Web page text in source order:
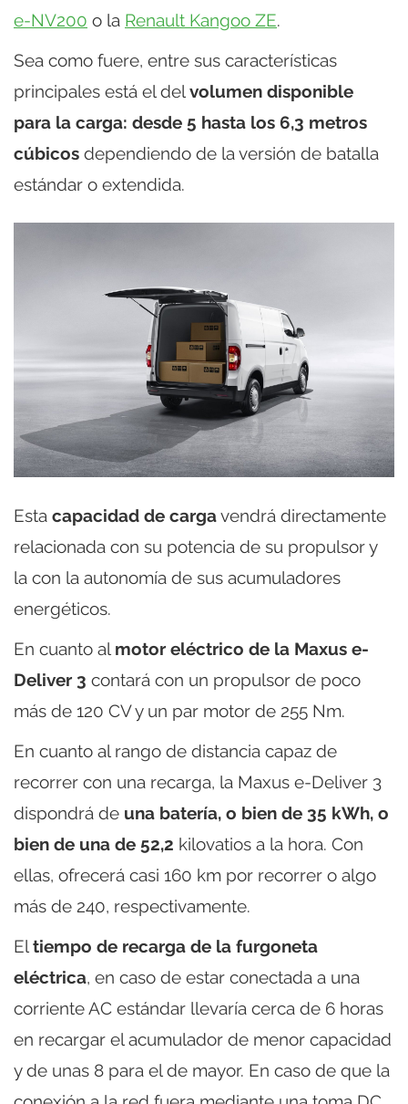
e-NV200 o la Renault Kangoo ZE.
Sea como fuere, entre sus características
principales está el delvolumen disponible
para la carga: desde 5 hasta los 6,3 metros
cúbicos dependiendo de la versión de batalla
estándar o extendida.
Esta capacidad de cargavendrá directamente
relacionada con su potencia de su propulsor y
la con la autonomía de sus acumuladores
energéticos.
En cuanto al motor eléctrico de la Maxus e-
Deliver 3 contará con un propulsor de poco
más de 120 CV y un par motor de 255 Nm.
En cuanto al rango de distancia capaz de
recorrer con una recarga, la Maxus e-Deliver 3
dispondrá de una batería, o bien de 35 kWh, o
bien de una de 52,2 kilovatios a la hora. Con
ellas, ofrecerá casi 160 km por recorrer o algo
más de 240, respectivamente.
Eltiempo de recarga de la furgoneta
eléctrica, en caso de estar conectada a una
corriente AC estándar llevaría cerca de 6 horas
en recargar el acumulador de menor capacidad
y de unas 8 para el de mayor. En caso de que la